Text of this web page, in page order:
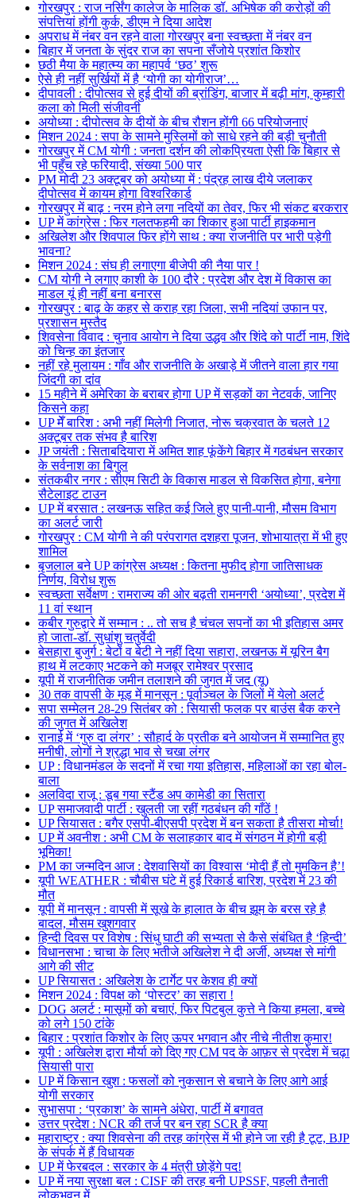
गोरखपुर : राज नर्सिंग कालेज के मालिक डॉ. अभिषेक की करोड़ों की
संपत्तियां होंगी कुर्क, डीएम ने दिया आदेश
अपराध में नंबर वन रहने वाला गोरखपुर बना स्वच्छता में नंबर वन
बिहार में जनता के सुंदर राज का सपना सँजोये प्रशांत किशोर
छठी मैया के महात्म्य का महापर्व ‘छठ’ शुरू
ऐसे ही नहीं सुर्खियों में है ‘योगी का योगीराज’…
दीपावली : दीपोत्सव से हुई दीयों की ब्रांडिंग, बाजार में बढ़ी मांग, कुम्हारी
कला को मिली संजीवनी
अयोध्या : दीपोत्सव के दीयों के बीच रौशन होंगी 66 परियोजनाएं
मिशन 2024 : सपा के सामने मुस्लिमों को साधे रहने की बड़ी चुनौती
गोरखपुर में CM योगी : जनता दर्शन की लोकप्रियता ऐसी कि बिहार से
भी पहुँच रहे फरियादी, संख्या 500 पार
PM मोदी 23 अक्टूबर को अयोध्या में : पंद्रह लाख दीये जलाकर
दीपोत्सव में कायम होगा विश्वरिकार्ड
गोरखपुर में बाढ़ : नरम होने लगा नदियों का तेवर, फिर भी संकट बरकरार
UP में कांग्रेस : फिर गलतफहमी का शिकार हुआ पार्टी हाइकमान
अखिलेश और शिवपाल फिर होंगे साथ : क्या राजनीति पर भारी पड़ेगी
भावना?
मिशन 2024 : संघ ही लगाएगा बीजेपी की नैया पार !
CM योगी ने लगाए काशी के 100 दौरे : प्रदेश और देश में विकास का
माडल यूं ही नहीं बना बनारस
गोरखपुर : बाढ़ के कहर से कराह रहा जिला, सभी नदियां उफान पर,
प्रशासन मुस्तैद
शिवसेना विवाद : चुनाव आयोग ने दिया उद्धव और शिंदे को पार्टी नाम, शिंदे
को चिन्ह का इंतजार
नहीं रहे मुलायम : गाँव और राजनीति के अखाड़े में जीतने वाला हार गया
जिंदगी का दांव
15 महीने में अमेरिका के बराबर होगा UP में सड़कों का नेटवर्क, जानिए
किसने कहा
UP मेँ बारिश : अभी नहीं मिलेगी निजात, नोरू चक्रवात के चलते 12
अक्टूबर तक संभव है बारिश
JP जयंती : सिताबदियारा में अमित शाह फूंकेंगे बिहार में गठबंधन सरकार
के सर्वनाश का बिगुल
संतकबीर नगर : सीएम सिटी के विकास माडल से विकसित होगा, बनेगा
सैटेलाइट टाउन
UP में बरसात : लखनऊ सहित कई जिले हुए पानी-पानी, मौसम विभाग
का अलर्ट जारी
गोरखपुर : CM योगी ने की परंपरागत दशहरा पूजन, शोभायात्रा में भी हुए
शामिल
बृजलाल बने UP कांग्रेस अध्यक्ष : कितना मुफीद होगा जातिसाधक
निर्णय, विरोध शुरू
स्वच्छता सर्वेक्षण : रामराज्य की ओर बढ़ती रामनगरी ‘अयोध्या’, प्रदेश में
11 वां स्थान
कबीर गुरुद्वारे में सम्मान : .. तो सच है चंचल सपनों का भी इतिहास अमर
हो जाता-डॉ. सुधांशु चतुर्वेदी
बेसहारा बुजुर्ग : बेटों व बेटी ने नहीं दिया सहारा, लखनऊ में यूरिन बैग
हाथ में लटकाए भटकने को मजबूर रामेश्वर प्रसाद
यूपी में राजनीतिक जमीन तलाशने की जुगत में जद (यू)
30 तक वापसी के मूड में मानसून : पूर्वाञ्चल के जिलों में येलो अलर्ट
सपा सम्मेलन 28-29 सितंबर को : सियासी फलक पर बाउंस बैक करने
की जुगत में अखिलेश
रानाई में ‘गुरु दा लंगर’ : सौहार्द के प्रतीक बने आयोजन में सम्मानित हुए
मनीषी, लोगों ने श्रद्धा भाव से चखा लंगर
UP : विधानमंडल के सदनों में रचा गया इतिहास, महिलाओं का रहा बोल-
बाला
अलविदा राजू : डूब गया स्टैंड अप कामेडी का सितारा
UP समाजवादी पार्टी : खुलती जा रहीं गठबंधन की गाँठें !
UP सियासत : बगैर एसपी-बीएसपी प्रदेश में बन सकता है तीसरा मोर्चा!
UP में अवनीश : अभी CM के सलाहकार बाद में संगठन में होगी बड़ी
भूमिका!
PM का जन्मदिन आज : देशवासियों का विश्वास ‘मोदी हैं तो मुमकिन है’!
यूपी WEATHER : चौबीस घंटे में हुई रिकार्ड बारिश, प्रदेश में 23 की
मौत
यूपी में मानसून : वापसी में सूखे के हालात के बीच झूम के बरस रहे है
बादल, मौसम खुशगवार
हिन्दी दिवस पर विशेष : सिंधु घाटी की सभ्यता से कैसे संबंधित है ‘हिन्दी’
विधानसभा : चाचा के लिए भतीजे अखिलेश ने दी अर्जी, अध्यक्ष से मांगी
आगे की सीट
UP सियासत : अखिलेश के टार्गेट पर केशव ही क्यों
मिशन 2024 : विपक्ष को ‘पोस्टर’ का सहारा !
DOG अलर्ट : मासूमों को बचाएं, फिर पिटबुल कुत्ते ने किया हमला, बच्चे
को लगे 150 टांके
बिहार : प्रशांत किशोर के लिए ऊपर भगवान और नीचे नीतीश कुमार!
यूपी : अखिलेश द्वारा मौर्या को दिए गए CM पद के आफ़र से प्रदेश में चढ़ा
सियासी पारा
UP में किसान खुश : फसलों को नुकसान से बचाने के लिए आगे आई
योगी सरकार
सुभासपा : ‘प्रकाश’ के सामने अंधेरा, पार्टी में बगावत
उत्तर प्रदेश : NCR की तर्ज पर बन रहा SCR है क्या
महाराष्ट्र : क्या शिवसेना की तरह कांग्रेस में भी होने जा रही है टूट, BJP
के संपर्क में हैं विधायक
UP में फेरबदल : सरकार के 4 मंत्री छोड़ेंगे पद!
UP में नया सुरक्षा बल : CISF की तरह बनी UPSSF, पहली तैनाती
लोकभवन में